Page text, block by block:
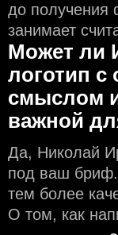
до
занимает
Может ли
логотип
смыслом
важной
Да, Николай
под ваш бриф.
тем более
О том, как